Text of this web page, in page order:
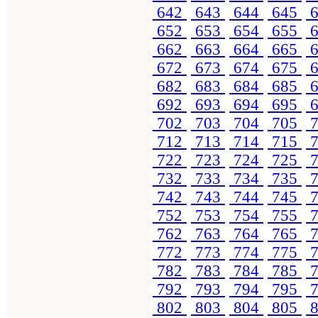
642
643 644 645
652
653 654 655
662
663 664 665
672
673 674 675
682
683 684 685
692
693 694 695
702
703 704 705
712
713 714 715
722
723 724 725
732
733 734 735
742
743 744 745
752
753 754 755
762
763 764 765
772
773 774 775
782
783 784 785
792
793 794 795
802
803 804 805